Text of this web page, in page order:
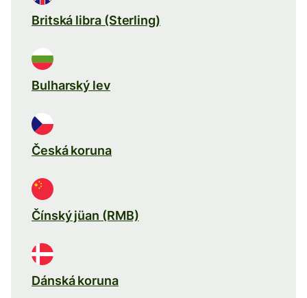
Britská libra (Sterling)
Bulharský lev
Česká koruna
Čínský jüan (RMB)
Dánská koruna